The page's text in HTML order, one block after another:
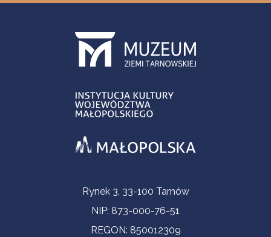
Informacje kontaktoweRynek 3, 33-100 Tarnów
NIP: 873-000-76-51
REGON: 850012309